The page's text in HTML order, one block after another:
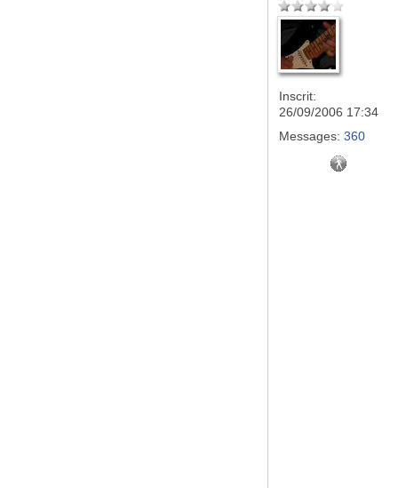
Inscrit:
26/09/2006 17:34
Messages: 360